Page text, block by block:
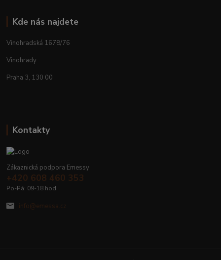
Kde nás najdete
Vinohradská 1678/76
Vinohrady
Praha 3, 130 00
Kontakty
Zákaznická podpora Emessy
+420 608 460 353
Po-Pá: 09-18 hod.
info@emessa.cz